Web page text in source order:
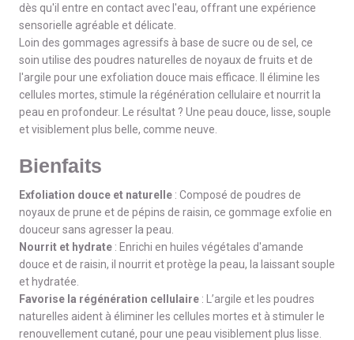
dès qu'il entre en contact avec l'eau, offrant une expérience
sensorielle agréable et délicate.
Loin des gommages agressifs à base de sucre ou de sel, ce
soin utilise des poudres naturelles de noyaux de fruits et de
l'argile pour une exfoliation douce mais efficace. Il élimine les
cellules mortes, stimule la régénération cellulaire et nourrit la
peau en profondeur. Le résultat ? Une peau douce, lisse, souple
et visiblement plus belle, comme neuve.
Bienfaits
Exfoliation douce et naturelle : Composé de poudres de
noyaux de prune et de pépins de raisin, ce gommage exfolie en
douceur sans agresser la peau.
Nourrit et hydrate : Enrichi en huiles végétales d'amande
douce et de raisin, il nourrit et protège la peau, la laissant souple
et hydratée.
Favorise la régénération cellulaire : L’argile et les poudres
naturelles aident à éliminer les cellules mortes et à stimuler le
renouvellement cutané, pour une peau visiblement plus lisse.